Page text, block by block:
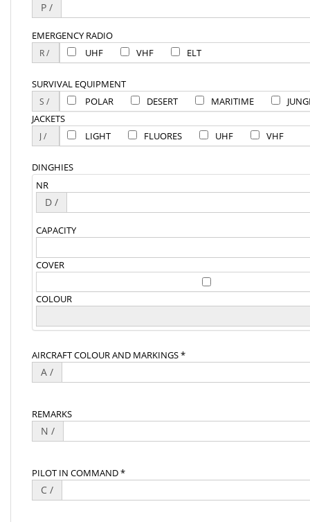
P /
EMERGENCY RADIO
UHF
VHF ELT
SURVIVAL EQUIPMENT
POLAR
DESERT MARITIME
JACKETS
LIGHT
FLUORES UHF VHF
DINGHIES
NR
D /
CAPACITY
COVER
COLOUR
AIRCRAFT COLOUR AND MARKINGS *
A /
REMARKS
N /
PILOT IN COMMAND *
C /